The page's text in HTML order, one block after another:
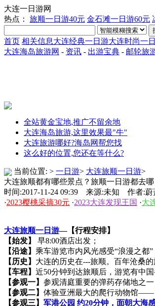
大连一日游网
热点：
旅顺一日游40元 金石滩一日游60元
首页 相关信息大连经典一日游大连时尚一
大连海岛旅游网 - 资讯 - 出游宝典 - 邮轮旅
全站黄金宝地,推广不留余地
大连海岛旅游,这里效果最"牛"
大连旅游哪好?海岛网帮您找
这么好的位置,您还在等什么?
当前位置: > 一日游> 大连旅顺一日游>
大连旅顺都有哪些景点？旅顺一日游都去哪
时间:2017-11-24 09:39 来源:未知 作者:
·2023樱桃采摘30元 ·2023大连发现王国 ·大
大连旅顺一日游—【行程安排】
【始发】
早8:00酒店出发；
【沿途】 乘车游览市内风光感受“浪漫之都
【历史】 大连的历史在---旅顺。百年沧桑
【车程】 近50分钟到达旅顺后，游览有中
【参观一】 参观清庭重要的弹药存储地之
【参观二】 体验亚洲最大的爬行动物馆——
【参观三】 军港公园 约20分钟，面朝大海